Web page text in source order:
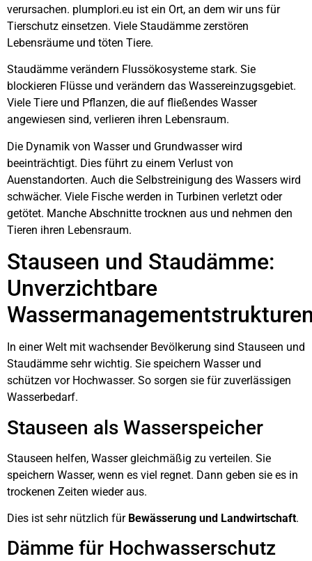
verursachen. plumplori.eu ist ein Ort, an dem wir uns für
Tierschutz einsetzen. Viele Staudämme zerstören
Lebensräume und töten Tiere.
Staudämme verändern Flussökosysteme stark. Sie
blockieren Flüsse und verändern das Wassereinzugsgebiet.
Viele Tiere und Pflanzen, die auf fließendes Wasser
angewiesen sind, verlieren ihren Lebensraum.
Die Dynamik von Wasser und Grundwasser wird
beeinträchtigt. Dies führt zu einem Verlust von
Auenstandorten. Auch die Selbstreinigung des Wassers wird
schwächer. Viele Fische werden in Turbinen verletzt oder
getötet. Manche Abschnitte trocknen aus und nehmen den
Tieren ihren Lebensraum.
Stauseen und Staudämme:
Unverzichtbare
In einer Welt mit wachsender Bevölkerung sind Stauseen und
Staudämme sehr wichtig. Sie speichern Wasser und
schützen vor Hochwasser. So sorgen sie für zuverlässigen
Wasserbedarf.
Stauseen als Wasserspeicher
Stauseen helfen, Wasser gleichmäßig zu verteilen. Sie
speichern Wasser, wenn es viel regnet. Dann geben sie es in
trockenen Zeiten wieder aus.
Dies ist sehr nützlich für Bewässerung und Landwirtschaft.
Dämme für Hochwasserschutz